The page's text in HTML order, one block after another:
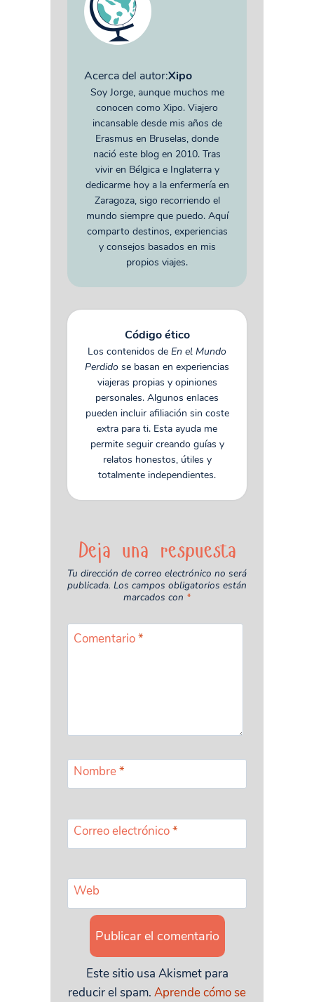
Acerca del autor:Xipo
Soy Jorge, aunque muchos me
conocen como Xipo. Viajero
incansable desde mis años de
Erasmus en Bruselas, donde
nació este blog en 2010. Tras
vivir en Bélgica e Inglaterra y
dedicarme hoy a la enfermería en
Zaragoza, sigo recorriendo el
mundo siempre que puedo. Aquí
comparto destinos, experiencias
y consejos basados en mis
propios viajes.
Código ético
Los contenidos de En el Mundo
Perdido se basan en experiencias
viajeras propias y opiniones
personales. Algunos enlaces
pueden incluir afiliación sin coste
extra para ti. Esta ayuda me
permite seguir creando guías y
relatos honestos, útiles y
totalmente independientes.
Deja una respuesta
Tu dirección de correo electrónico no será
publicada. Los campos obligatorios están
marcados con *
Comentario*
Nombre*
Correo electrónico*
Web
Este sitio usa Akismet para
reducir el spam. Aprende cómo se